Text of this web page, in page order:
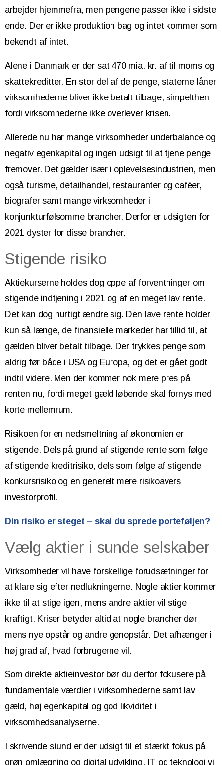
arbejder hjemmefra, men pengene passer ikke i sidste
ende. Der er ikke produktion bag og intet kommer som
bekendt af intet.
Alene i Danmark er der sat 470 mia. kr. af til moms og
skattekreditter. En stor del af de penge, staterne låner
virksomhederne bliver ikke betalt tilbage, simpelthen
fordi virksomhederne ikke overlever krisen.
Allerede nu har mange virksomheder underbalance og
negativ egenkapital og ingen udsigt til at tjene penge
fremover. Det gælder især i oplevelsesindustrien, men
også turisme, detailhandel, restauranter og caféer,
biografer samt mange virksomheder i
konjunkturfølsomme brancher. Derfor er udsigten for
2021 dyster for disse brancher.
Stigende risiko
Aktiekurserne holdes dog oppe af forventninger om
stigende indtjening i 2021 og af en meget lav rente.
Det kan dog hurtigt ændre sig. Den lave rente holder
kun så længe, de finansielle markeder har tillid til, at
gælden bliver betalt tilbage. Der trykkes penge som
aldrig før både i USA og Europa, og det er gået godt
indtil videre. Men der kommer nok mere pres på
renten nu, fordi meget gæld løbende skal fornys med
korte mellemrum.
Risikoen for en nedsmeltning af økonomien er
stigende. Dels på grund af stigende rente som følge
af stigende kreditrisiko, dels som følge af stigende
konkursrisiko og en generelt mere risikoavers
investorprofil.
Din risiko er steget – skal du sprede porteføljen?
Vælg aktier i sunde selskaber
Virksomheder vil have forskellige forudsætninger for
at klare sig efter nedlukningerne. Nogle aktier kommer
ikke til at stige igen, mens andre aktier vil stige
kraftigt. Kriser betyder altid at nogle brancher dør
mens nye opstår og andre genopstår. Det afhænger i
høj grad af, hvad forbrugerne vil.
Som direkte aktieinvestor bør du derfor fokusere på
fundamentale værdier i virksomhederne samt lav
gæld, høj egenkapital og god likviditet i
virksomhedsanalyserne.
I skrivende stund er der udsigt til et stærkt fokus på
grøn omlægning og digital udvikling. IT og teknologi vi